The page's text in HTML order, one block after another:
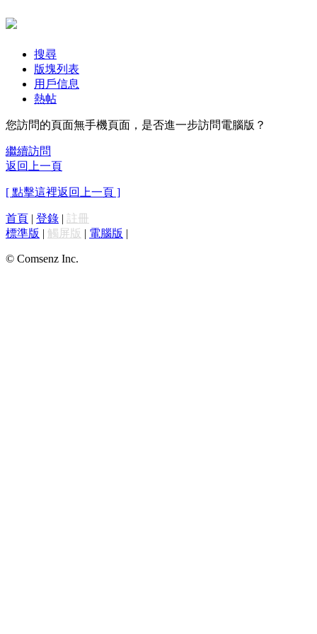
搜尋
版塊列表
用戶信息
熱帖
您訪問的頁面無手機頁面，是否進一步訪問電腦版？
繼續訪問
返回上一頁
[ 點擊這裡返回上一頁 ]
首頁 | 登錄 | 註冊
標準版 | 觸屏版 | 電腦版 |
© Comsenz Inc.